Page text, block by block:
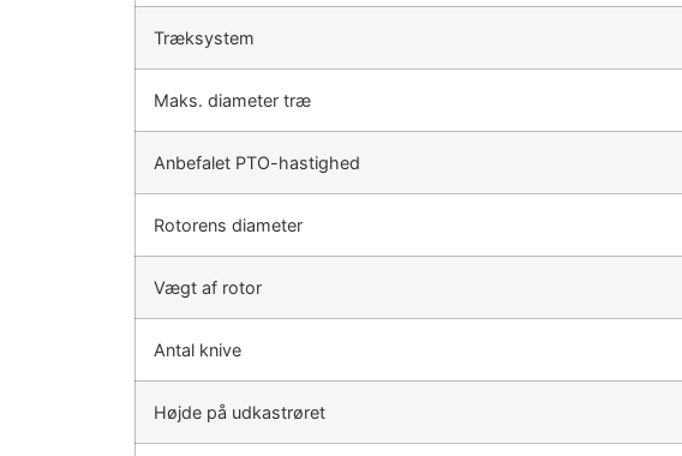
Træksystem
Maks. diameter træ
Anbefalet PTO-hastighed
Rotorens diameter
Vægt af rotor
Antal knive
Højde på udkastrøret